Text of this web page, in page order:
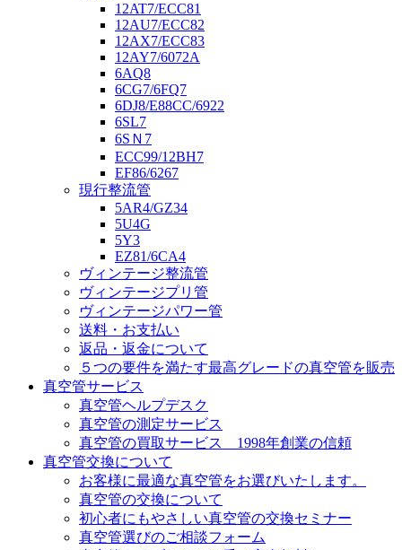
12AT7/ECC81
12AU7/ECC82
12AX7/ECC83
12AY7/6072A
6AQ8
6CG7/6FQ7
6DJ8/E88CC/6922
6SL7
6SＮ7
ECC99/12BH7
EF86/6267
現行整流管
5AR4/GZ34
5U4G
5Y3
EZ81/6CA4
ヴィンテージ整流管
ヴィンテージプリ管
ヴィンテージパワー管
送料・お支払い
返品・返金について
５つの要件を満たす最高グレードの真空管を販売
真空管サービス
真空管ヘルプデスク
真空管の測定サービス
真空管の買取サービス 1998年創業の信頼
真空管交換について
お客様に最適な真空管をお選びいたします。
真空管の交換について
初心者にもやさしい真空管の交換セミナー
真空管選びのご相談フォーム